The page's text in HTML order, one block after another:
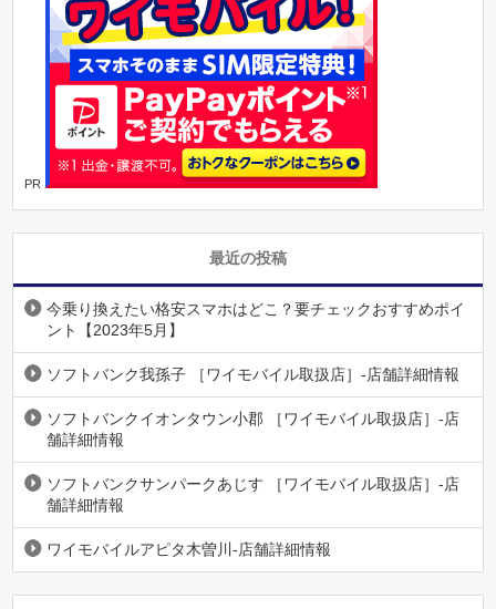
PR
最近の投稿
今乗り換えたい格安スマホはどこ？要チェックおすすめポイ
ント【2023年5月】
ソフトバンク我孫子 ［ワイモバイル取扱店］-店舗詳細情報
ソフトバンクイオンタウン小郡 ［ワイモバイル取扱店］-店
舗詳細情報
ソフトバンクサンパークあじす ［ワイモバイル取扱店］-店
舗詳細情報
ワイモバイルアピタ木曽川-店舗詳細情報